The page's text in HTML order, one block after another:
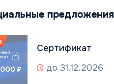
предложения
Сертификат
до 31.12.2026